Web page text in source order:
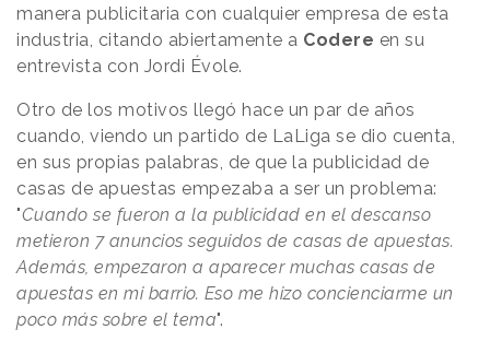
manera publicitaria con cualquier empresa de esta
industria, citando abiertamente a Codere en su
entrevista con Jordi Évole.
Otro de los motivos llegó hace un par de años
cuando, viendo un partido de LaLiga se dio cuenta,
en sus propias palabras, de que la publicidad de
casas de apuestas empezaba a ser un problema:
"Cuando se fueron a la publicidad en el descanso
metieron 7 anuncios seguidos de casas de apuestas.
Además, empezaron a aparecer muchas casas de
apuestas en mi barrio. Eso me hizo concienciarme un
poco más sobre el tema".